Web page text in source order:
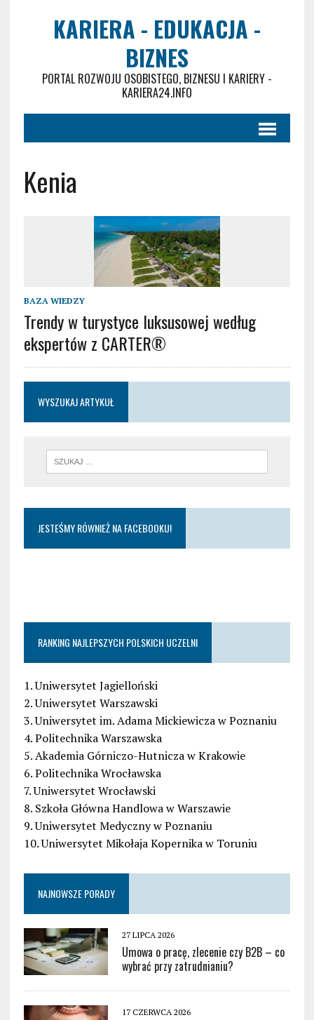
KARIERA - EDUKACJA -
BIZNES
PORTAL ROZWOJU OSOBISTEGO, BIZNESU I KARIERY -
KARIERA24.INFO
Kenia
BAZA WIEDZY
Trendy w turystyce luksusowej według
ekspertów z CARTER®
WYSZUKAJ ARTYKUŁ
JESTEŚMY RÓWNIEŻ NA FACEBOOKU!
RANKING NAJLEPSZYCH POLSKICH UCZELNI
1. Uniwersytet Jagielloński
2. Uniwersytet Warszawski
3. Uniwersytet im. Adama Mickiewicza w Poznaniu
4. Politechnika Warszawska
5. Akademia Górniczo-Hutnicza w Krakowie
6. Politechnika Wrocławska
7. Uniwersytet Wrocławski
8. Szkoła Główna Handlowa w Warszawie
9. Uniwersytet Medyczny w Poznaniu
10. Uniwersytet Mikołaja Kopernika w Toruniu
NAJNOWSZE PORADY
27 LIPCA 2026
Umowa o pracę, zlecenie czy B2B – co
wybrać przy zatrudnianiu?
17 CZERWCA 2026